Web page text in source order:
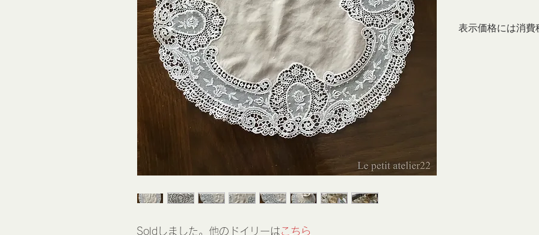
Soldしました。他のドイリーはこちら
表示価格には消